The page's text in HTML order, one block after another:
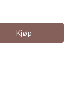
Kjøp